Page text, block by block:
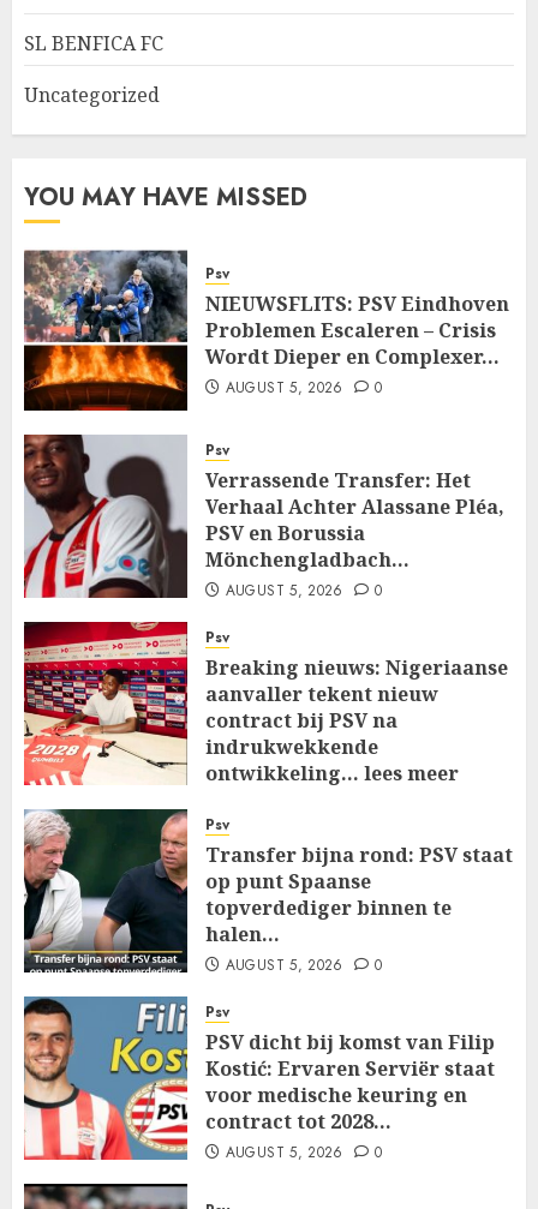
SL BENFICA FC
Uncategorized
YOU MAY HAVE MISSED
Psv
NIEUWSFLITS: PSV Eindhoven
Problemen Escaleren – Crisis
Wordt Dieper en Complexer…
AUGUST 5, 2026 0
Psv
Verrassende Transfer: Het
Verhaal Achter Alassane Pléa,
PSV en Borussia
Mönchengladbach…
AUGUST 5, 2026 0
Psv
Breaking nieuws: Nigeriaanse
aanvaller tekent nieuw
contract bij PSV na
indrukwekkende
ontwikkeling… lees meer
Psv
Transfer bijna rond: PSV staat
op punt Spaanse
topverdediger binnen te
halen…
AUGUST 5, 2026 0
Psv
PSV dicht bij komst van Filip
Kostić: Ervaren Serviër staat
voor medische keuring en
contract tot 2028…
AUGUST 5, 2026 0